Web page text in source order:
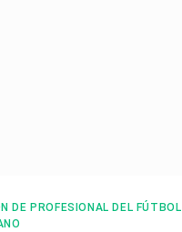
DE PROFESIONAL DEL FÚTBOL